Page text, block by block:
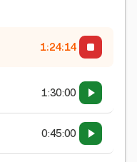
1:24:15
1:30:00
0:45:00